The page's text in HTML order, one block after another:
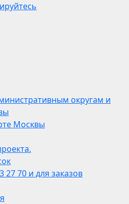
округам и
Москвы
27 70 и для заказов